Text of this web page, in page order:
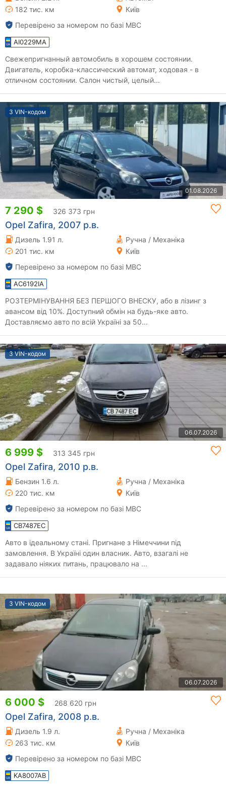
182 тис. км
Київ
Перевірено за номером по базі МВС
AI0229MA
Свежепригнанный автомобиль в хорошем состоянии.
Двигатель, коробка-классический автомат, ходовая - в
отличном состоянии. Салон чистый, целый...
З VIN-кодом
01.08.2026
7 290 $ 326 373 грн
Opel Zafira, 2007 р.в.
Дизель 1.91 л.
Ручна / Механіка
201 тис. км
Київ
Перевірено за номером по базі МВС
AC6192IA
РОЗТЕРМІНУВАННЯ БЕЗ ПЕРШОГО ВНЕСКУ, або в лізинг з
авансом від 10%. Доступний обмін на будь-яке авто.
Доставляємо авто по всій Україні за 50...
З VIN-кодом
06.07.2026
6 999 $ 313 345 грн
Opel Zafira, 2010 р.в.
Бензин 1.6 л.
Ручна / Механіка
220 тис. км
Київ
Перевірено за номером по базі МВС
CB7487EC
Авто в ідеальному стані. Пригнане з Німеччини під
замовлення. В Україні один власник. Авто, взагалі не
задавало ніяких питань, працювало на ...
З VIN-кодом
06.07.2026
6 000 $ 268 620 грн
Opel Zafira, 2008 р.в.
Дизель 1.9 л.
Ручна / Механіка
263 тис. км
Київ
Перевірено за номером по базі МВС
KA8007AB